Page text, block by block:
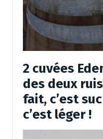
2 cuvées
des deux
fait, c’est
c’est léger !